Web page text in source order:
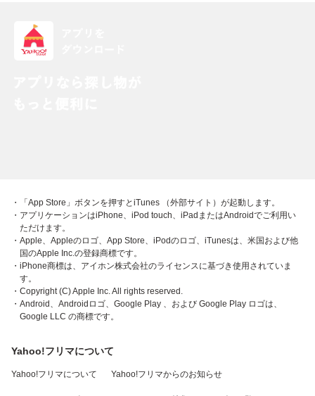
・「App Store」ボタンを押すとiTunes （外部サイト）が起動します。
・アプリケーションはiPhone、iPod touch、iPadまたはAndroidでご利用い
ただけます。
・Apple、Appleのロゴ、App Store、iPodのロゴ、iTunesは、米国および他
国のApple Inc.の登録商標です。
・iPhone商標は、アイホン株式会社のライセンスに基づき使用されていま
す。
・Copyright (C) Apple Inc. All rights reserved.
・Android、Androidロゴ、Google Play 、および Google Play ロゴは、
Google LLC の商標です。
Yahoo!フリマについて
Yahoo!フリマについて Yahoo!フリマからのお知らせ